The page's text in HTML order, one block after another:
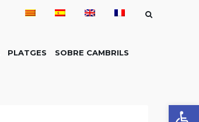
Obre
PLATGES SOBRE CAMBRILS